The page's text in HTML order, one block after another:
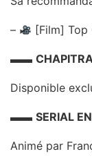
– [Film] Top
▬▬
Disponible
▬▬ SERIAL
Animé par